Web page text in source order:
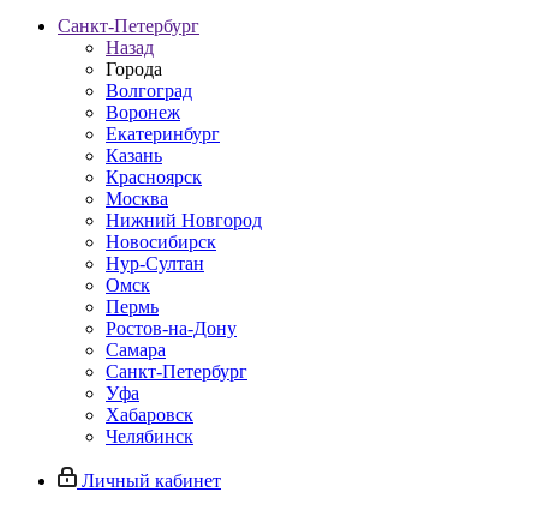
Санкт-Петербург
Назад
Города
Волгоград
Воронеж
Екатеринбург
Казань
Красноярск
Москва
Нижний Новгород
Новосибирск
Нур-Султан
Омск
Пермь
Ростов-на-Дону
Самара
Санкт-Петербург
Уфа
Хабаровск
Челябинск
Личный кабинет